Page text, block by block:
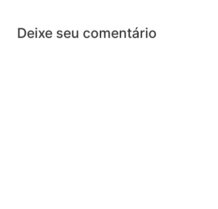
Deixe seu comentário